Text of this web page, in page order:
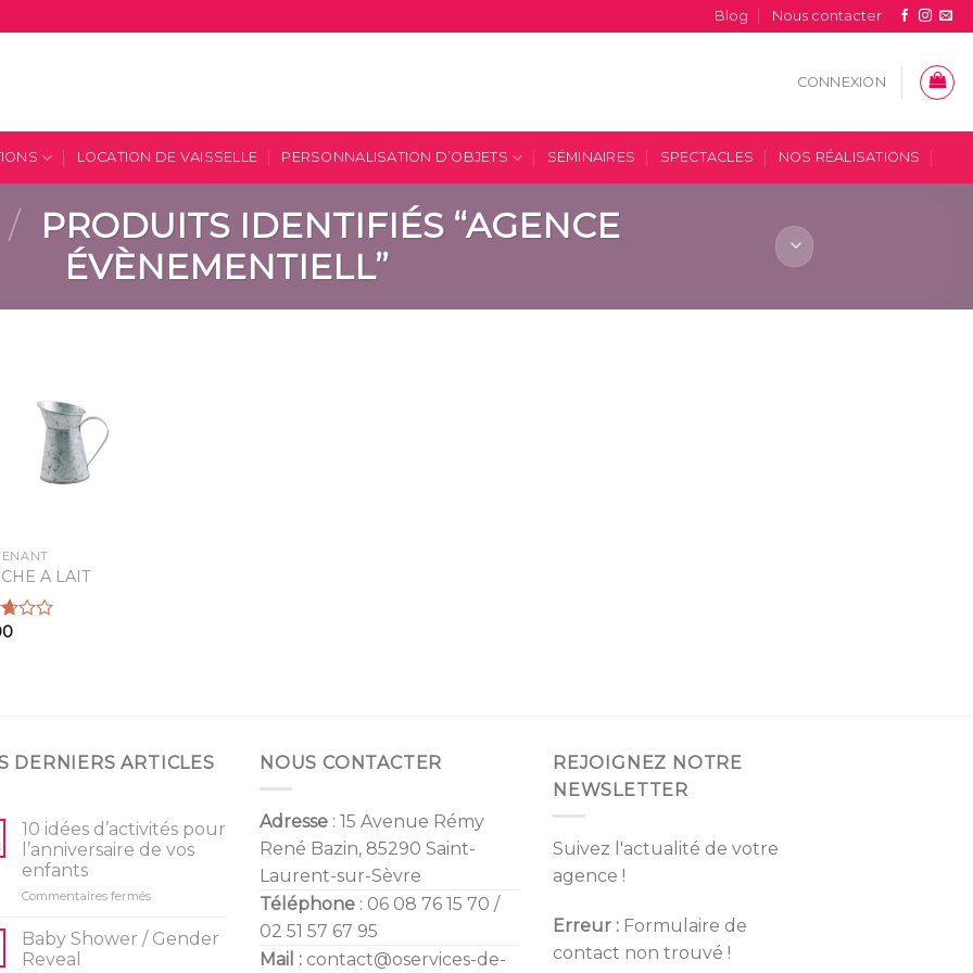
Blog Nous contacter
CONNEXION
LOCATION DE VAISSELLE PERSONNALISATION D’OBJETS SÉMINAIRES SPECTACLES NOS RÉALISATIONS
/ PRODUITS IDENTIFIÉS “AGENCE
ÉVÈNEMENTIELL”
Ajouter
A LAIT
DERNIERS ARTICLES
10 idées d’activités pour
l’anniversaire de vos
enfants
Commentaires ferméssur
idées
Baby Shower / Gender
Reveal
NOUS CONTACTER
Adresse : 15 Avenue Rémy
René Bazin, 85290 Saint-
Laurent-sur-Sèvre
Téléphone : 06 08 76 15 70 /
02 51 57 67 95
Mail : contact@oservices-de-
REJOIGNEZ NOTRE
NEWSLETTER
Suivez l'actualité de votre
agence !
Erreur : Formulaire de
contact non trouvé !